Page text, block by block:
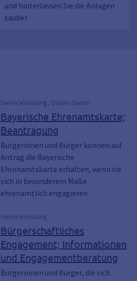
und hinterlassen Sie die Anlagen
sauber.
Serviceleistung, Online-Dienst
Bayerische Ehrenamtskarte;
Beantragung
Bürgerinnen und Bürger können auf
Antrag die Bayerische
Ehrenamtskarte erhalten, wenn sie
sich in besonderem Maße
ehrenamtlich engagieren.
Serviceleistung
Bürgerschaftliches
Engagement; Informationen
und Engagementberatung
Bürgerinnen und Bürger, die sich